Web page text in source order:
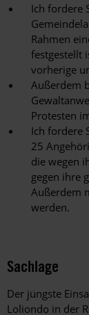
Ich fordere
Rahmen
festgestellt
vorherige
Außerdem
Protesten
Ich fordere
25
die wegen
gegen ihre
Außerdem
werden.
Sachlage
Der jüngste
Loliondo in der